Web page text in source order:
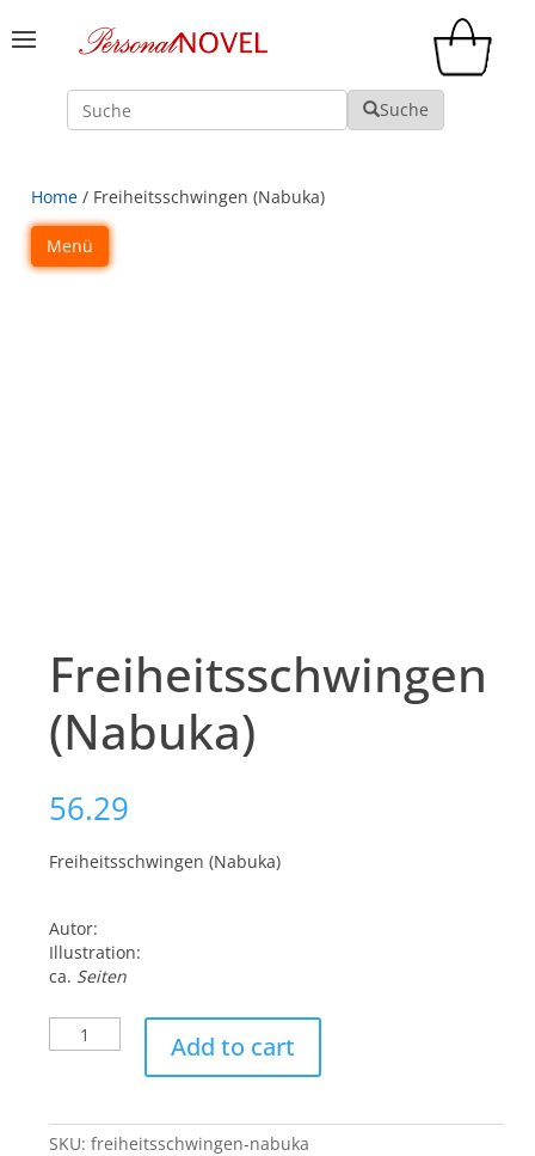
Suche Suche
Home / Freiheitsschwingen (Nabuka)
Menü
Freiheitsschwingen
(Nabuka)
56.29
Freiheitsschwingen (Nabuka)
Autor:
Illustration:
ca. Seiten
Freiheitsschwingen
(Nabuka)
Add to cart
SKU:freiheitsschwingen-nabuka